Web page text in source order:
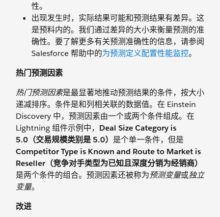
性。
出现发生时，实际结果可能和预测结果有差异。这
是预料内的。我们通过差异的大小来衡量预测的准
确性。要了解更多有关预测准确性的信息，请参阅
Salesforce 帮助中的为预测定义配置性能监控。
热门预测因素
热门预测因素是最显著地推动预测结果的条件，按大小
递减排序。条件是和列相关联的数据值。在 Einstein
Discovery 中，预测因素由一个或两个条件组成。在
Lightning 组件示例中， Deal Size Category is
5.0（交易规模类别是 5.0） 是个单一条件，但是
Competitor Type is Known and Route to Market is
Reseller（竞争对手类型为已知且深度分销为经销商）
是两个条件的组合。预测因素还被称为预测变量或独立
变量。
改进